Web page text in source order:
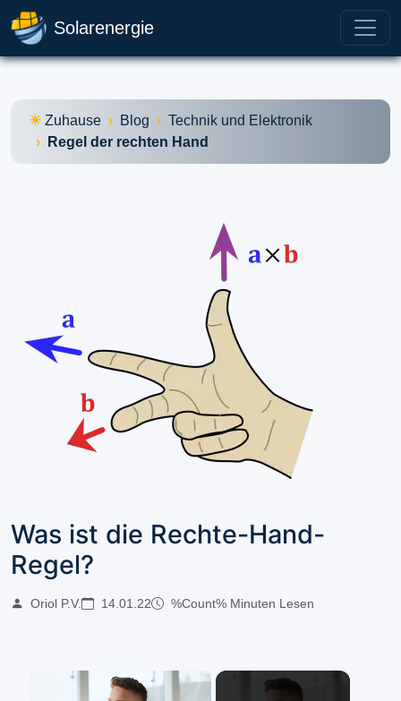
Solarenergie
Zuhause Blog
Technik und Elektronik
Regel der rechten Hand
Was ist die Rechte-Hand-
Regel?
Oriol P.V. 14.01.22 %Count% Minuten Lesen
×